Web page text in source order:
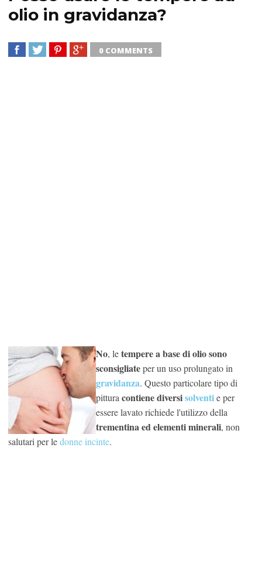
olio in gravidanza?
0 COMMENTS
No, letempere a base di olio sono
sconsigliateper un uso prolungato in
gravidanza. Questo particolare tipo di
pittura contiene diversisolventie per
essere lavato richiede l'utilizzo della
trementina ed elementi minerali, non
salutari per ledonne incinte.